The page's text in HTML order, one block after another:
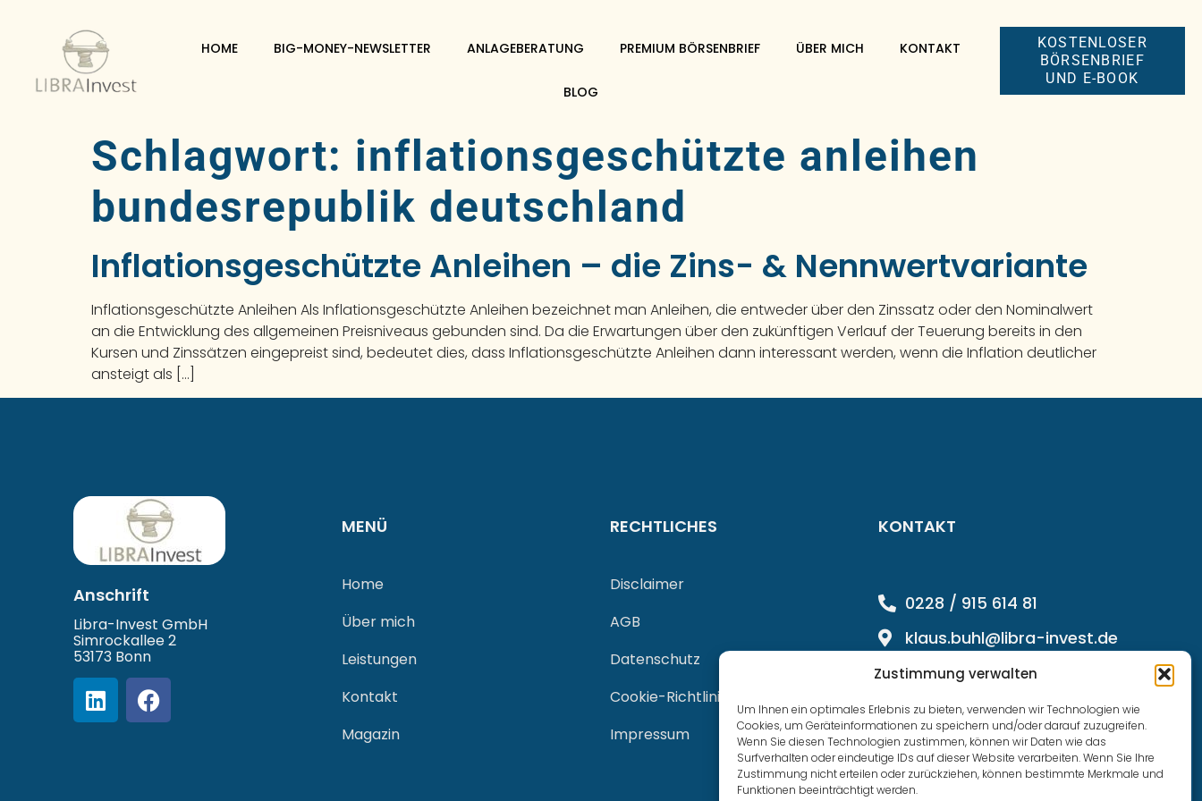
Zustimmung verwalten
Um Ihnen ein optimales Erlebnis zu bieten, verwenden wir Technologien wie
Cookies, um Geräteinformationen zu speichern und/oder darauf zuzugreifen.
Wenn Sie diesen Technologien zustimmen, können wir Daten wie das
Surfverhalten oder eindeutige IDs auf dieser Website verarbeiten. Wenn Sie Ihre
Zustimmung nicht erteilen oder zurückziehen, können bestimmte Merkmale und
Funktionen beeinträchtigt werden.
HOME BIG-MONEY-NEWSLETTER ANLAGEBERATUNG PREMIUM BÖRSENBRIEF ÜBER MICH KONTAKT
BLOG
KOSTENLOSER
BÖRSENBRIEF
UND E-BOOK
Schlagwort: inflationsgeschützte anleihen
bundesrepublik deutschland
Inflationsgeschützte Anleihen – die Zins- & Nennwertvariante
Inflationsgeschützte Anleihen Als Inflationsgeschützte Anleihen bezeichnet man Anleihen, die entweder über den Zinssatz oder den Nominalwert
an die Entwicklung des allgemeinen Preisniveaus gebunden sind. Da die Erwartungen über den zukünftigen Verlauf der Teuerung bereits in den
Kursen und Zinssätzen eingepreist sind, bedeutet dies, dass Inflationsgeschützte Anleihen dann interessant werden, wenn die Inflation deutlicher
ansteigt als […]
Anschrift
Libra-Invest GmbH
Simrockallee 2
53173 Bonn
MENÜ
Home
Über mich
Leistungen
Kontakt
Magazin
RECHTLICHES
Disclaimer
AGB
Datenschutz
Cookie-Richtlinie (EU)
Impressum
KONTAKT
0228 / 915 614 81
klaus.buhl@libra-invest.de